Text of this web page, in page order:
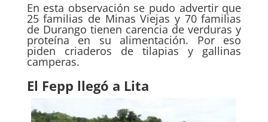
En esta observación se pudo advertir que
25 familias de Minas Viejas y 70 familias
de Durango tienen carencia de verduras y
proteína en su alimentación. Por eso
piden criaderos de tilapias y gallinas
camperas.
El Fepp llegó a Lita